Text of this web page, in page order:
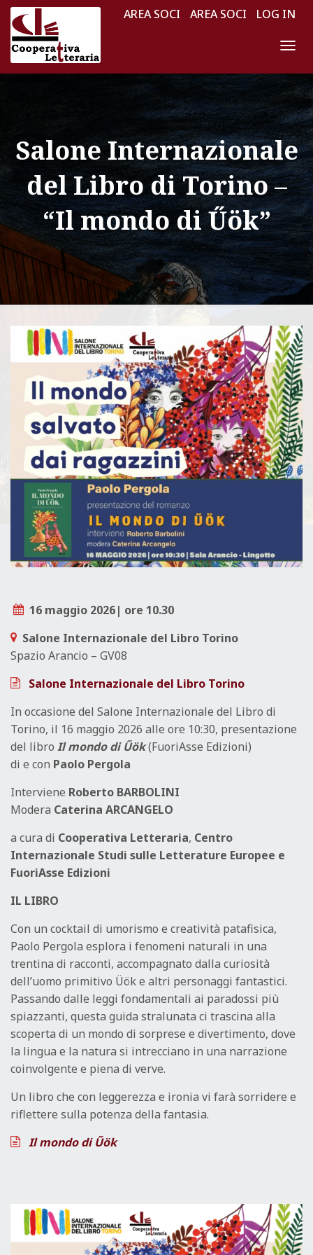
AREA SOCI AREA SOCI LOG IN
A
V
I
G
A
Z
I
O
N
E
T
O
G
G
E
Salone Internazionale
del Libro di Torino –
“Il mondo di Űök”
16 maggio 2026| ore 10.30
Salone Internazionale del Libro Torino
Spazio Arancio – GV08
Salone Internazionale del Libro Torino
In occasione del Salone Internazionale del Libro di
Torino, il 16 maggio 2026 alle ore 10:30, presentazione
del libro Il mondo di Űök(FuoriAsse Edizioni)
di e con Paolo Pergola
Interviene Roberto BARBOLINI
Modera Caterina ARCANGELO
a cura di Cooperativa Letteraria, Centro
Internazionale Studi sulle Letterature Europee e
FuoriAsse Edizioni
IL LIBRO
Con un cocktail di umorismo e creatività patafisica,
Paolo Pergola esplora i fenomeni naturali in una
trentina di racconti, accompagnato dalla curiosità
dell’uomo primitivo Üök e altri personaggi fantastici.
Passando dalle leggi fondamentali ai paradossi più
spiazzanti, questa guida stralunata ci trascina alla
scoperta di un mondo di sorprese e divertimento, dove
la lingua e la natura si intrecciano in una narrazione
coinvolgente e piena di verve.
Un libro che con leggerezza e ironia vi farà sorridere e
riflettere sulla potenza della fantasia.
Il mondo di Űök